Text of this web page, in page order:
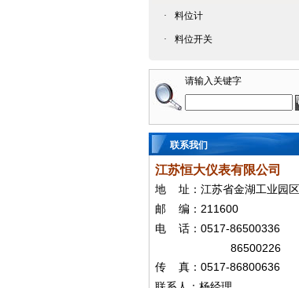
·
料位计
· 料位开关
请输入关键字
联系我们
江苏恒大仪表有限公司
地
址：江苏省金湖工业园区
邮
编： 211600
电 话： 0517-86500336
86500226
传 真： 0517-86800636